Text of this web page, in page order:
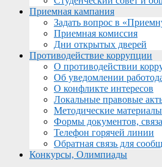
Приемная кампания
Задать вопрос в
Приемная комиссия
Дни открытых дверей
Противодействие коррупции
О противодействии
Об уведомлении
О конфликте интересов
Локальные правовые
Методические материалы
Формы документов,
Телефон горячей линии
Обратная связь для
Конкурсы, Олимпиады